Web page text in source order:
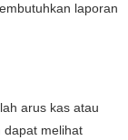
laporan
arus kas atau
melihat